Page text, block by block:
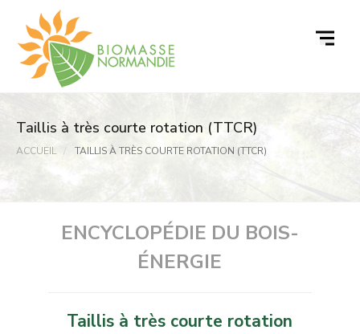
contenu
Taillis à très courte rotation (TTCR)
ACCUEIL TAILLIS À TRÈS COURTE ROTATION (TTCR)
ENCYCLOPÉDIE DU BOIS-
ÉNERGIE
Taillis à très courte rotation